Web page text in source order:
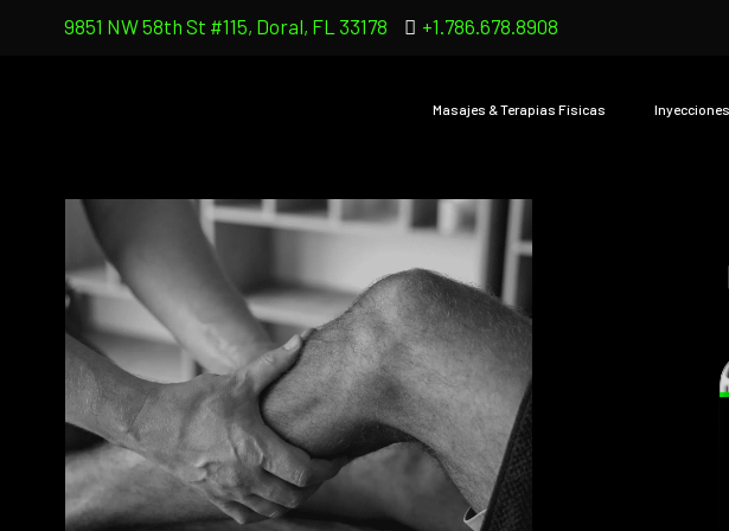
9851 NW 58th St #115, Doral, FL 33178 +1.786.678.8908
Masajes & Terapias Físicas